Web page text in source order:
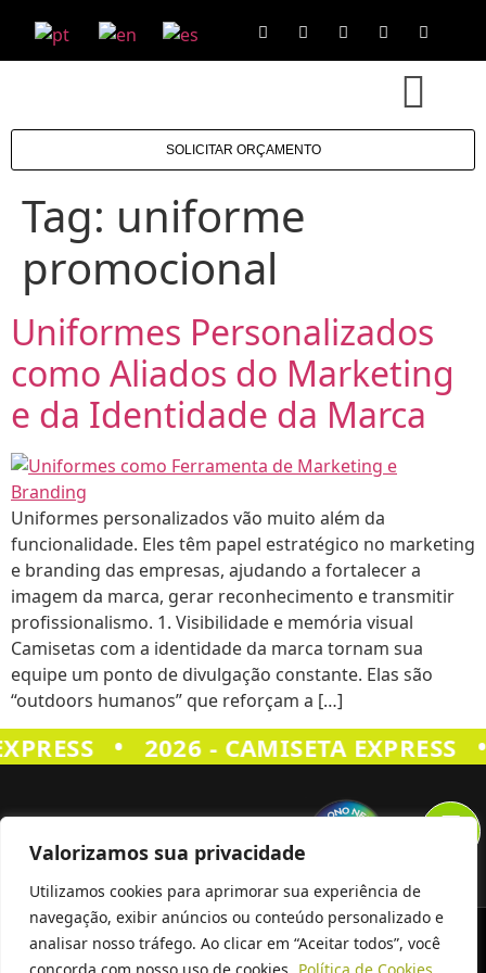
Valorizamos sua privacidade
Utilizamos cookies para aprimorar sua experiência de
navegação, exibir anúncios ou conteúdo personalizado e
analisar nosso tráfego. Ao clicar em “Aceitar todos”, você
SOLICITAR ORÇAMENTO
Tag: uniforme
promocional
Uniformes Personalizados
como Aliados do Marketing
e da Identidade da Marca
Uniformes personalizados vão muito além da
funcionalidade. Eles têm papel estratégico no marketing
e branding das empresas, ajudando a fortalecer a
imagem da marca, gerar reconhecimento e transmitir
profissionalismo. 1. Visibilidade e memória visual
Camisetas com a identidade da marca tornam sua
equipe um ponto de divulgação constante. Elas são
“outdoors humanos” que reforçam a […]
• 2026 - CAMISETA EXPRESS •
Siga Nos